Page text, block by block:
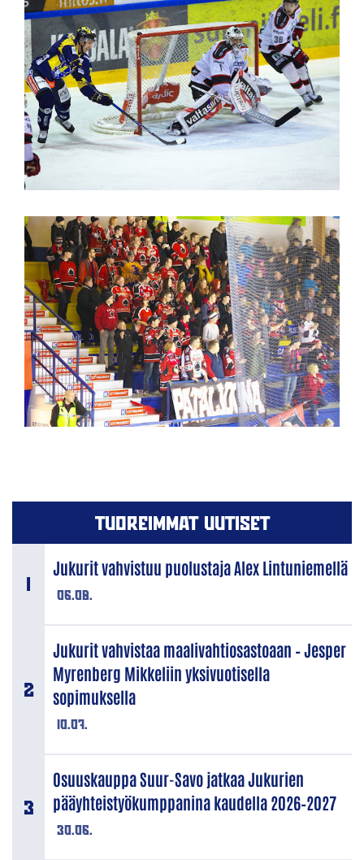
TUOREIMMAT UUTISET
06.08.
Jukurit vahvistuu puolustaja Alex Lintuniemellä
10.07.
Jukurit vahvistaa maalivahtiosastoaan – Jesper
Myrenberg Mikkeliin yksivuotisella
sopimuksella
30.06.
Osuuskauppa Suur-Savo jatkaa Jukurien
pääyhteistyökumppanina kaudella 2026–2027